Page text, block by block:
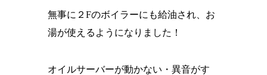
無事に２Fのボイラーにも給油され、お
湯が使えるようになりました！
オイルサーバーが動かない・異音がす